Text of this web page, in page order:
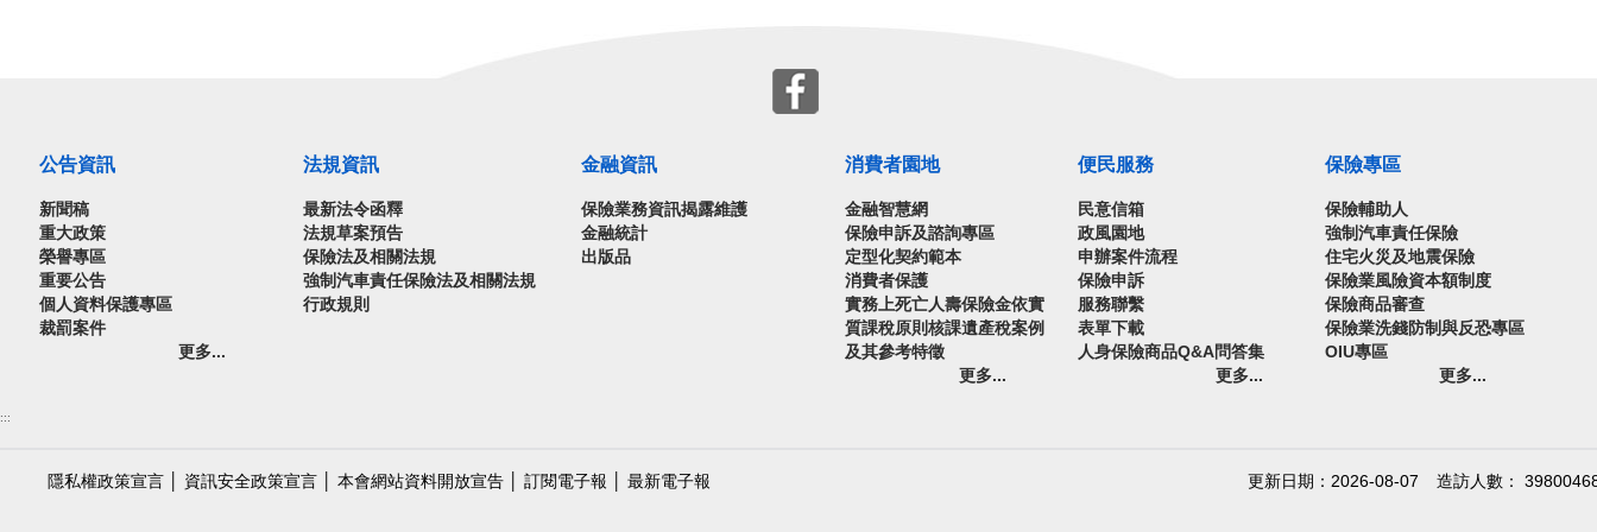
公告資訊
新聞稿
重大政策
榮譽專區
重要公告
個人資料保護專區
裁罰案件
更多...
法規資訊
最新法令函釋
法規草案預告
保險法及相關法規
強制汽車責任保險法及相關法規
行政規則
金融資訊
保險業務資訊揭露維護
金融統計
出版品
消費者園地
金融智慧網
保險申訴及諮詢專區
定型化契約範本
消費者保護
實務上死亡人壽保險金依實
質課稅原則核課遺產稅案例
及其參考特徵
更多...
便民服務
民意信箱
政風園地
申辦案件流程
保險申訴
服務聯繫
表單下載
人身保險商品Q&A問答集
更多...
保險專區
保險輔助人
強制汽車責任保險
住宅火災及地震保險
保險業風險資本額制度
保險商品審查
保險業洗錢防制與反恐專區
OIU專區
更多...
:::
隱私權政策宣言 資訊安全政策宣言 本會網站資料開放宣告 訂閱電子報 最新電子報 造訪人數：
更新日期：2026-08-07